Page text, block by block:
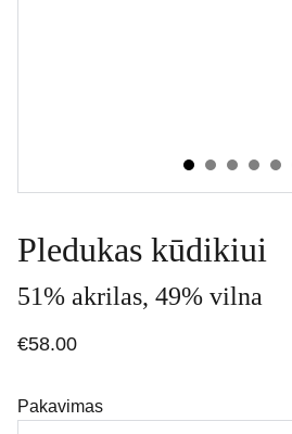
Pledukas kūdikiui
51% akrilas, 49% vilna
€58.00
Pakavimas